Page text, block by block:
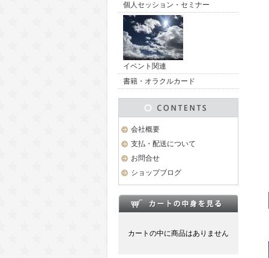
個人セッション・セミナー
イベント関連
書籍・オラクルカード
会社概要
支払・配送について
お問合せ
ショップブログ
カートの中に商品はありません